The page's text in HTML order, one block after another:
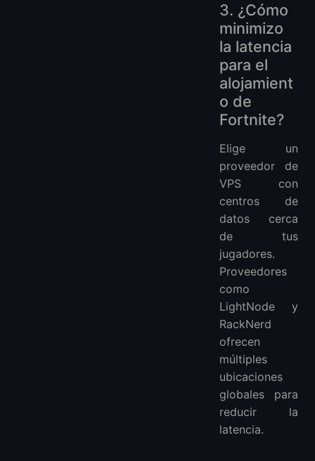
3. ¿Cómo
minimizo
la latencia
para el
alojamient
o de
Fortnite?
Elige un
proveedor de
VPS con
centros de
datos cerca
de tus
jugadores.
Proveedores
como
LightNode y
RackNerd
ofrecen
múltiples
ubicaciones
globales para
reducir la
latencia.